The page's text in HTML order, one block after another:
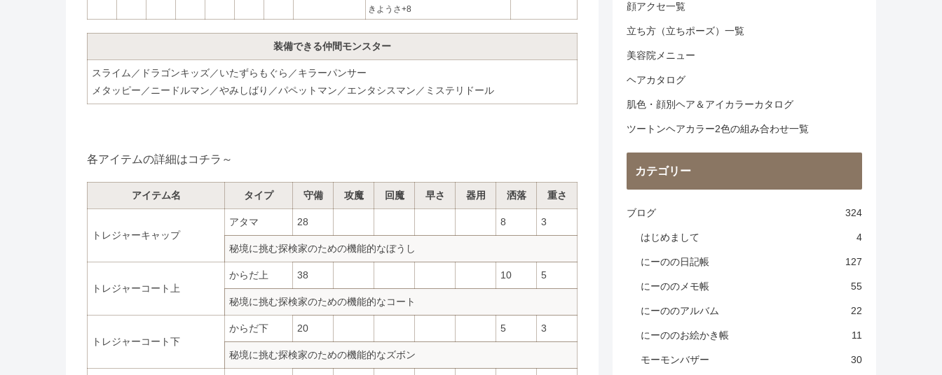
きようさ+8
装備できる仲間モンスター
スライム／ドラゴンキッズ／いたずらもぐら／キラーパンサー
メタッピー／ニードルマン／やみしばり／パペットマン／エンタシスマン／ミステリドール
各アイテムの詳細はコチラ～
アイテム名 タイプ 守備 攻魔 回魔 早さ 器用 洒落 重さ
トレジャーキャップ
アタマ 28 8 3
秘境に挑む探検家のための機能的なぼうし
トレジャーコート上
からだ上 38 10 5
秘境に挑む探検家のための機能的なコート
トレジャーコート下
からだ下 20 5 3
秘境に挑む探検家のための機能的なズボン
顔アクセ一覧
立ち方（立ちポーズ）一覧
美容院メニュー
ヘアカタログ
肌色・顔別ヘア＆アイカラーカタログ
ツートンヘアカラー2色の組み合わせ一覧
カテゴリー
ブログ 324
はじめまして 4
にーのの日記帳 127
にーののメモ帳 55
にーののアルバム 22
にーののお絵かき帳 11
モーモンバザー 30